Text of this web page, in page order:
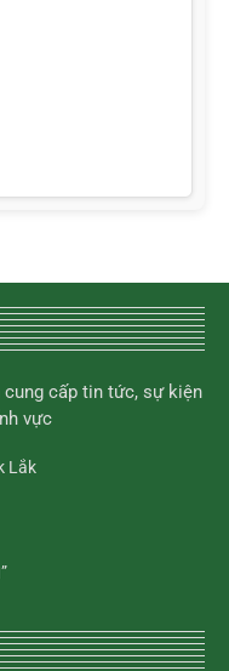
cấp tin tức, sự kiện
vực
Lắk